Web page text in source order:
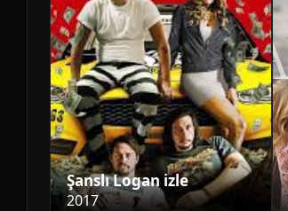
Şanslı Logan izle
2017